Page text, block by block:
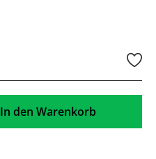
In den Warenkorb